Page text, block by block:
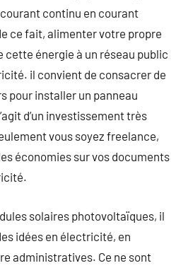
continu en courant
ce fait, alimenter votre propre
cette énergie à un réseau public
il convient de consacrer de
pour installer un panneau
d’un investissement très
vous soyez freelance,
économies sur vos documents
solaires photovoltaïques, il
idées en électricité, en
administratives. Ce ne sont